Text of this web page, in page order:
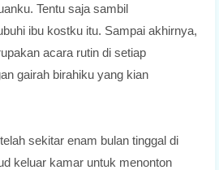
Tentu saja sambil
ibu kostku itu. Sampai akhirnya,
acara rutin di setiap
gairah birahiku yang kian
sekitar enam bulan tinggal di
keluar kamar untuk menonton